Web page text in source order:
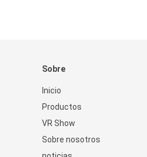
Sobre
Inicio
Productos
VR Show
Sobre nosotros